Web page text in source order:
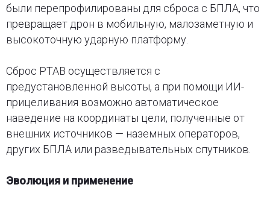
были перепрофилированы для сброса с БПЛА, что
превращает дрон в мобильную, малозаметную и
высокоточную ударную платформу.
Сброс PTAB осуществляется с
предустановленной высоты, а при помощи ИИ-
прицеливания возможно автоматическое
наведение на координаты цели, полученные от
внешних источников — наземных операторов,
других БПЛА или разведывательных спутников.
Эволюция и применение